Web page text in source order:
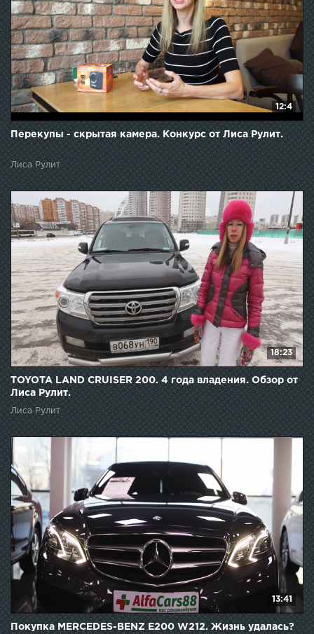
12:4
Перекупы - скрытая камера. Конкурс от Лиса Рулит.
Лиса Рулит
18:23
TOYOTA LAND CRUISER 200. 4 года владения. Обзор от
Лиса Рулит.
Лиса Рулит
13:41
Покупка MERCEDES-BENZ E200 W212. Жизнь удалась?